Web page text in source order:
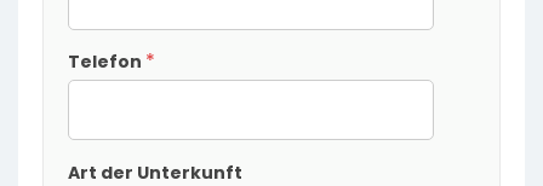
Telefon *
Art der Unterkunft